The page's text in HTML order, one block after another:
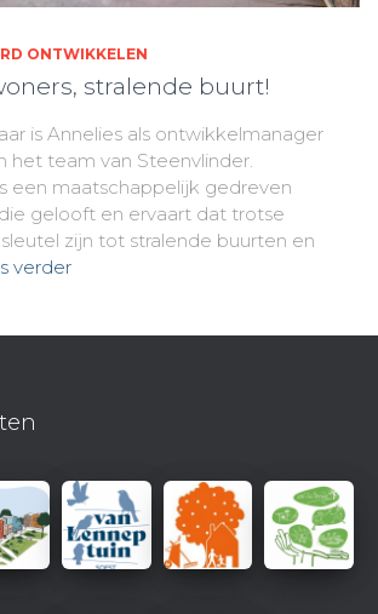
ONTWIKKELEN
stralende buurt!
is Annelies als ontwikkelmanager
het team van Steenvlinder.
een maatschappelijk gedreven
gelooft en ervaart dat trotse
zijn tot stralende buurten en
verder